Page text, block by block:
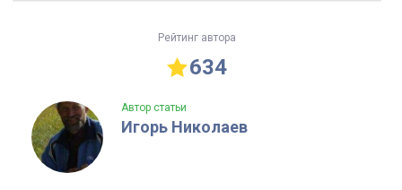
Рейтинг автора
634
Автор статьи
Игорь Николаев